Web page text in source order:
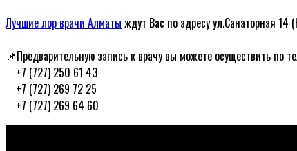
Лучшие лор врачи Алматы ждут Вас по адресу ул.Санаторная 14
📌Предварительную запись к врачу вы можете осуществить по
ᅠ+7 (727) 250 61 43
ᅠ+7 (727) 269 72 25
ᅠ+7 (727) 269 64 60